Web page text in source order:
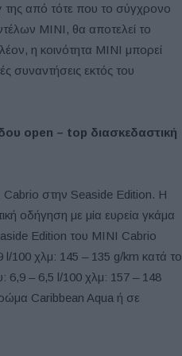
της από τότε που το σύγχρονο
MINI, θα αποτελεί το
η κοινότητα MINI μπορεί
συναντήσεις εκτός του
open – top διασκεδαστική
Cabrio στην Seaside Edition. Η
οδήγηση με μία ευρεία γκάμα
Edition του MINI Cabrio
100 χλμ: 145 – 135 g/km κατά το
6,9 – 6,5 l/100 χλμ: 157 – 148
Caribbean Aqua ή σε